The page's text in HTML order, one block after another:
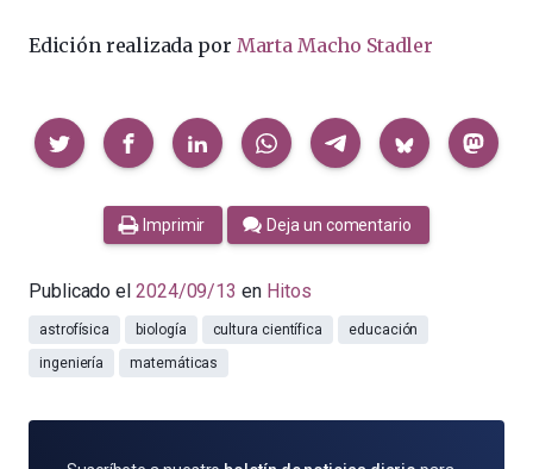
Edición realizada por Marta Macho Stadler
Compartir
Imprimir Deja un comentario
Publicado el 2024/09/13 en Hitos
astrofísica biología cultura científica
educación
ingeniería
matemáticas